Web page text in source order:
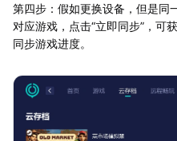
第四步：假如更换设备，但是同
对应游戏，点击“立即同步”，可
同步游戏进度。